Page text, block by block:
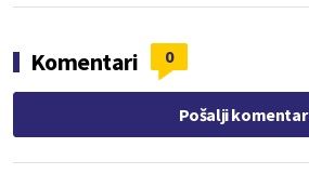
Komentari 0
Pošalji komentar